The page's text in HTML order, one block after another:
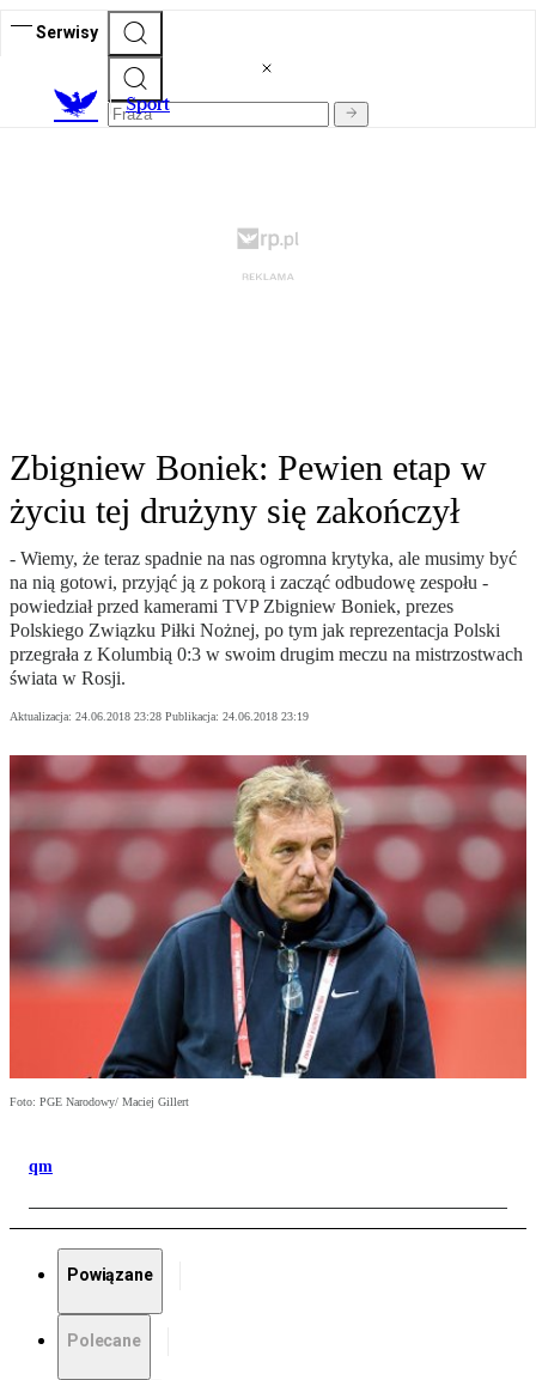
Serwisy
Sport
Zbigniew Boniek: Pewien etap w
życiu tej drużyny się zakończył
- Wiemy, że teraz spadnie na nas ogromna krytyka, ale musimy być
na nią gotowi, przyjąć ją z pokorą i zacząć odbudowę zespołu -
powiedział przed kamerami TVP Zbigniew Boniek, prezes
Polskiego Związku Piłki Nożnej, po tym jak reprezentacja Polski
przegrała z Kolumbią 0:3 w swoim drugim meczu na mistrzostwach
świata w Rosji.
Aktualizacja: 24.06.2018 23:28 Publikacja: 24.06.2018 23:19
Foto: PGE Narodowy/ Maciej Gillert
qm
Powiązane
Polecane